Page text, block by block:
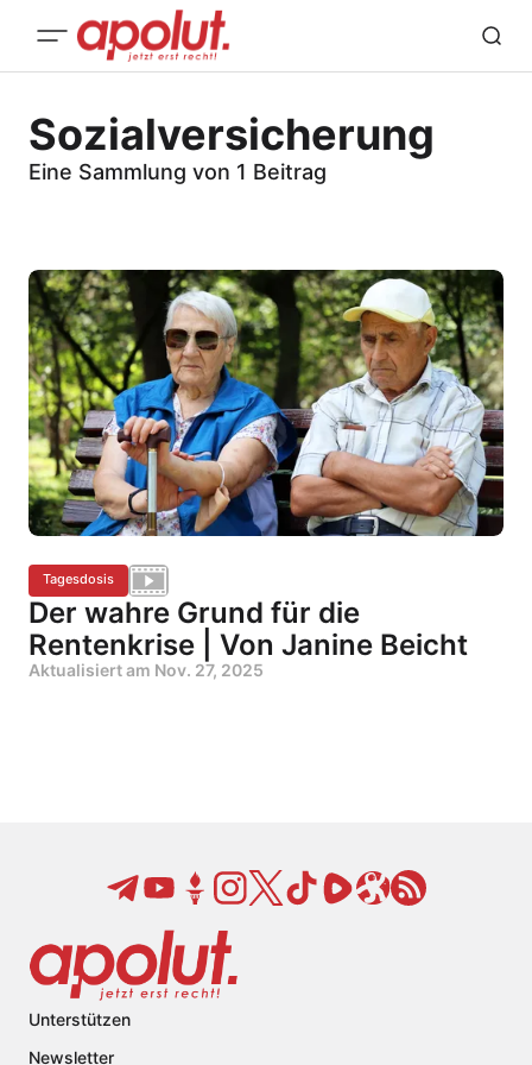
Sozialversicherung
Eine Sammlung von 1 Beitrag
Tagesdosis
Der wahre Grund für die
Rentenkrise | Von Janine Beicht
Aktualisiert am Nov. 27, 2025
Unterstützen
Newsletter